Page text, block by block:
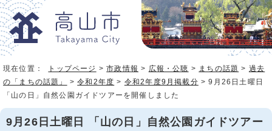
現在位置： トップページ >市政情報 > 広報・公聴 > まちの話題 > 過去
の「まちの話題」
>令和2年度 > 令和2年度9月掲載分 > 9月26日土曜日
「山の日」自然公園ガイドツアーを開催しました
9月26日土曜日 「山の日」自然公園ガイドツアー